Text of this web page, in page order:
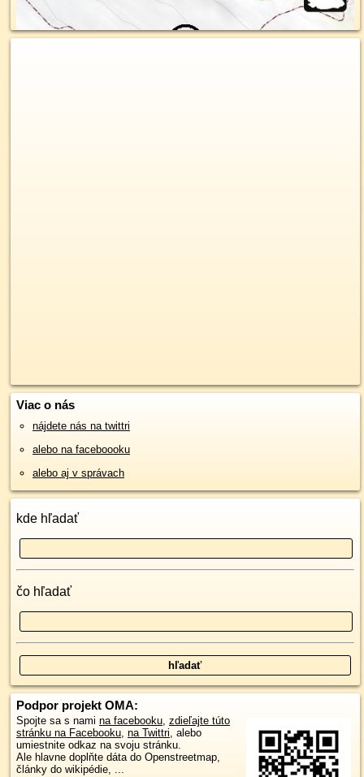
Viac o nás
nájdete nás na twittri
alebo na faceboooku
alebo aj v správach
kde hľadať
čo hľadať
Podpor projekt OMA:
Spojte sa s nami na facebooku, zdieľajte túto
stránku na Facebooku, na Twittri, alebo
umiestnite odkaz na svoju stránku.
Ale hlavne doplňte dáta do Openstreetmap,
články do wikipédie, ...